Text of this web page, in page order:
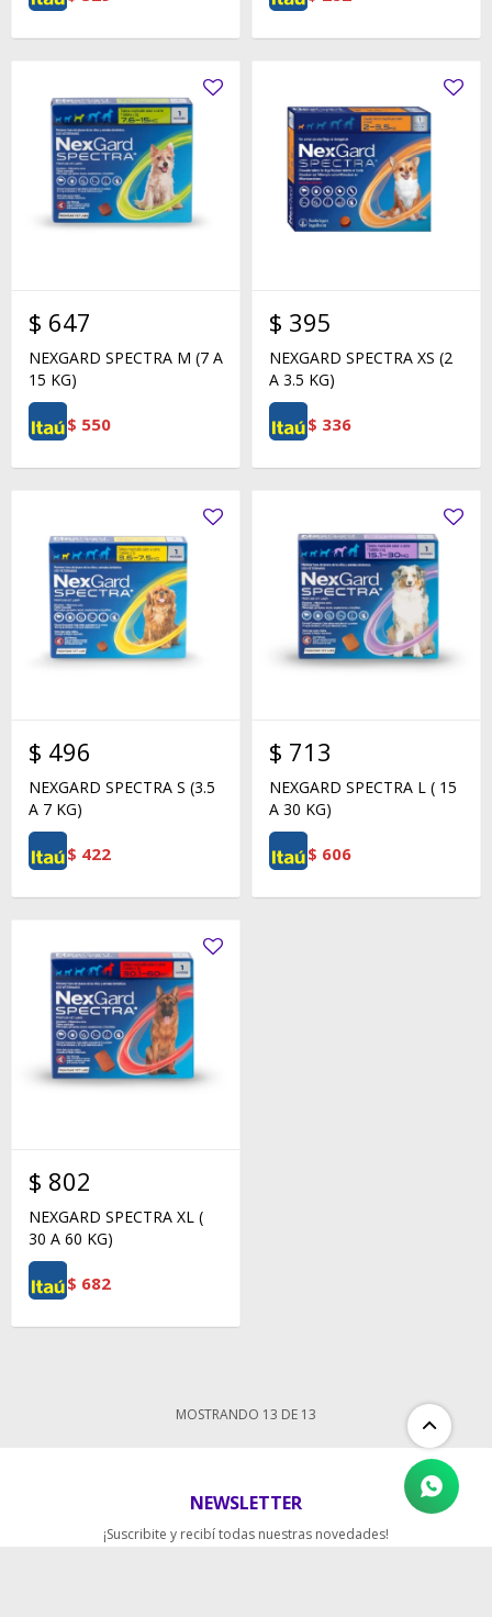
$ 647
NEXGARD SPECTRA M (7 A
15 KG)
$ 550
$ 395
NEXGARD SPECTRA XS (2
A 3.5 KG)
$ 336
$ 496
NEXGARD SPECTRA S (3.5
A 7 KG)
$ 422
$ 713
NEXGARD SPECTRA L ( 15
A 30 KG)
$ 606
$ 802
NEXGARD SPECTRA XL (
30 A 60 KG)
$ 682
MOSTRANDO 13 DE 13
NEWSLETTER
¡Suscribite y recibí todas nuestras novedades!